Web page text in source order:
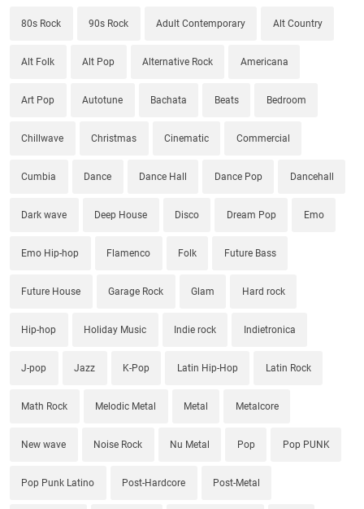
80s Rock 90s Rock Adult Contemporary Alt Country
Alt Folk Alt Pop Alternative Rock Americana
Art Pop Autotune Bachata Beats Bedroom
Chillwave Christmas Cinematic Commercial
Cumbia Dance Dance Hall Dance Pop Dancehall
Dark wave Deep House Disco Dream Pop Emo
Emo Hip-hop Flamenco Folk Future Bass
Future House Garage Rock Glam Hard rock
Hip-hop Holiday Music Indie rock Indietronica
J-pop Jazz K-Pop Latin Hip-Hop Latin Rock
Math Rock Melodic Metal Metal Metalcore
New wave Noise Rock Nu Metal Pop Pop PUNK
Pop Punk Latino Post-Hardcore Post-Metal